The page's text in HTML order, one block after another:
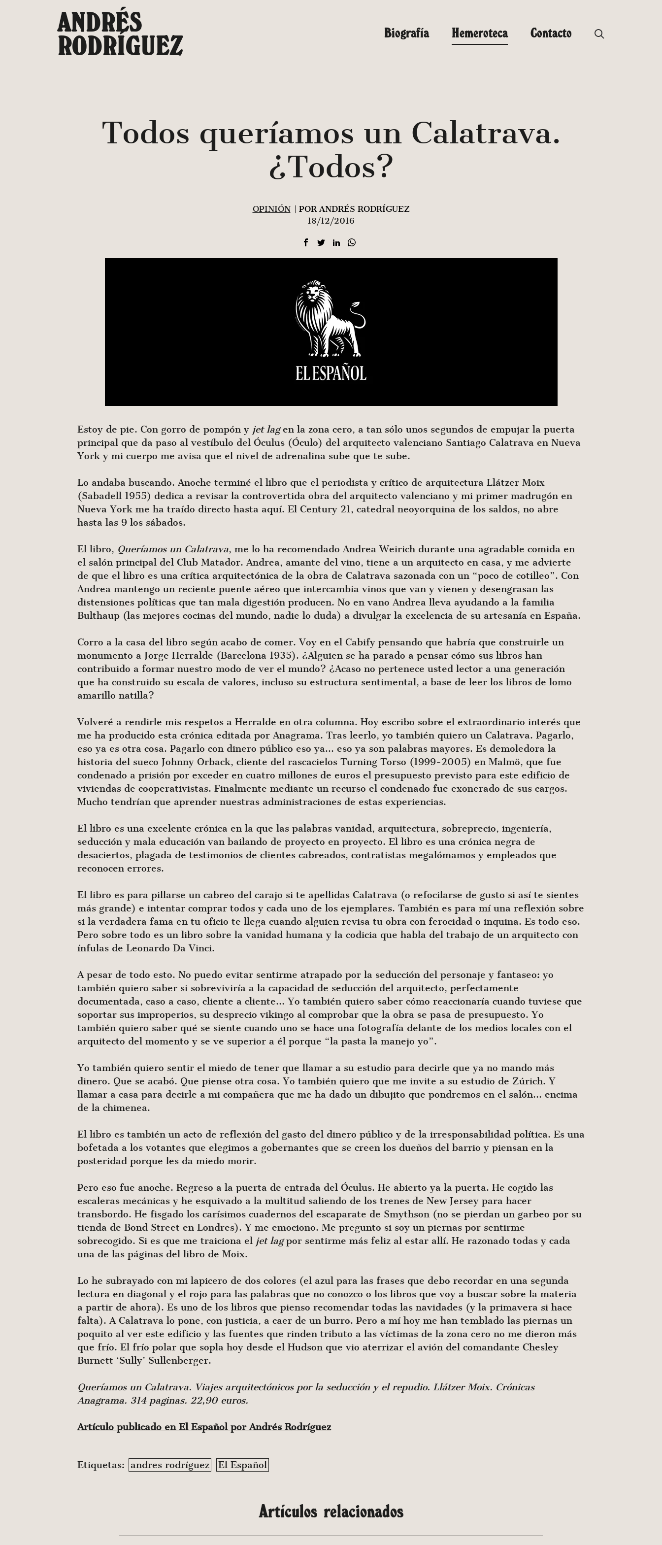
ANDRÉS
RODRÍGUEZ Biografía Hemeroteca Contacto
Todos queríamos un Calatrava.
¿Todos?
OPINIÓN
| POR ANDRÉS RODRÍGUEZ
18/12/2016
Estoy de pie. Con gorro de pompón y jet lagen la zona cero, a tan sólo unos segundos de empujar la puerta
principal que da paso al vestíbulo del Óculus (Óculo) del arquitecto valenciano Santiago Calatrava en Nueva
York y mi cuerpo me avisa que el nivel de adrenalina sube que te sube.
Lo andaba buscando. Anoche terminé el libro que el periodista y crítico de arquitectura Llátzer Moix
(Sabadell 1955) dedica a revisar la controvertida obra del arquitecto valenciano y mi primer madrugón en
Nueva York me ha traído directo hasta aquí. El Century 21, catedral neoyorquina de los saldos, no abre
hasta las 9 los sábados.
El libro, Queríamos un Calatrava, me lo ha recomendado Andrea Weirich durante una agradable comida en
el salón principal del Club Matador. Andrea, amante del vino, tiene a un arquitecto en casa, y me advierte
de que el libro es una crítica arquitectónica de la obra de Calatrava sazonada con un “poco de cotilleo”. Con
Andrea mantengo un reciente puente aéreo que intercambia vinos que van y vienen y desengrasan las
distensiones políticas que tan mala digestión producen. No en vano Andrea lleva ayudando a la familia
Bulthaup (las mejores cocinas del mundo, nadie lo duda) a divulgar la excelencia de su artesanía en España.
Corro a la casa del libro según acabo de comer. Voy en el Cabify pensando que habría que construirle un
monumento a Jorge Herralde (Barcelona 1935). ¿Alguien se ha parado a pensar cómo sus libros han
contribuido a formar nuestro modo de ver el mundo? ¿Acaso no pertenece usted lector a una generación
que ha construido su escala de valores, incluso su estructura sentimental, a base de leer los libros de lomo
amarillo natilla?
Volveré a rendirle mis respetos a Herralde en otra columna. Hoy escribo sobre el extraordinario interés que
me ha producido esta crónica editada por Anagrama. Tras leerlo, yo también quiero un Calatrava. Pagarlo,
eso ya es otra cosa. Pagarlo con dinero público eso ya… eso ya son palabras mayores. Es demoledora la
historia del sueco Johnny Orback, cliente del rascacielos Turning Torso (1999-2005) en Malmö, que fue
condenado a prisión por exceder en cuatro millones de euros el presupuesto previsto para este edificio de
viviendas de cooperativistas. Finalmente mediante un recurso el condenado fue exonerado de sus cargos.
Mucho tendrían que aprender nuestras administraciones de estas experiencias.
El libro es una excelente crónica en la que las palabras vanidad, arquitectura, sobreprecio, ingeniería,
seducción y mala educación van bailando de proyecto en proyecto. El libro es una crónica negra de
desaciertos, plagada de testimonios de clientes cabreados, contratistas megalómamos y empleados que
reconocen errores.
El libro es para pillarse un cabreo del carajo si te apellidas Calatrava (o refocilarse de gusto si así te sientes
más grande) e intentar comprar todos y cada uno de los ejemplares. También es para mí una reflexión sobre
si la verdadera fama en tu oficio te llega cuando alguien revisa tu obra con ferocidad o inquina. Es todo eso.
Pero sobre todo es un libro sobre la vanidad humana y la codicia que habla del trabajo de un arquitecto con
ínfulas de Leonardo Da Vinci.
A pesar de todo esto. No puedo evitar sentirme atrapado por la seducción del personaje y fantaseo: yo
también quiero saber si sobreviviría a la capacidad de seducción del arquitecto, perfectamente
documentada, caso a caso, cliente a cliente… Yo también quiero saber cómo reaccionaría cuando tuviese que
soportar sus improperios, su desprecio vikingo al comprobar que la obra se pasa de presupuesto. Yo
también quiero saber qué se siente cuando uno se hace una fotografía delante de los medios locales con el
arquitecto del momento y se ve superior a él porque “la pasta la manejo yo”.
Yo también quiero sentir el miedo de tener que llamar a su estudio para decirle que ya no mando más
dinero. Que se acabó. Que piense otra cosa. Yo también quiero que me invite a su estudio de Zúrich. Y
llamar a casa para decirle a mi compañera que me ha dado un dibujito que pondremos en el salón… encima
de la chimenea.
El libro es también un acto de reflexión del gasto del dinero público y de la irresponsabilidad política. Es una
bofetada a los votantes que elegimos a gobernantes que se creen los dueños del barrio y piensan en la
posteridad porque les da miedo morir.
Pero eso fue anoche. Regreso a la puerta de entrada del Óculus. He abierto ya la puerta. He cogido las
escaleras mecánicas y he esquivado a la multitud saliendo de los trenes de New Jersey para hacer
transbordo. He fisgado los carísimos cuadernos del escaparate de Smythson (no se pierdan un garbeo por su
tienda de Bond Street en Londres). Y me emociono. Me pregunto si soy un piernas por sentirme
sobrecogido. Si es que me traiciona el jet lagpor sentirme más feliz al estar allí. He razonado todas y cada
una de las páginas del libro de Moix.
Lo he subrayado con mi lapicero de dos colores (el azul para las frases que debo recordar en una segunda
lectura en diagonal y el rojo para las palabras que no conozco o los libros que voy a buscar sobre la materia
a partir de ahora). Es uno de los libros que pienso recomendar todas las navidades (y la primavera si hace
falta). A Calatrava lo pone, con justicia, a caer de un burro. Pero a mí hoy me han temblado las piernas un
poquito al ver este edificio y las fuentes que rinden tributo a las víctimas de la zona cero no me dieron más
que frío. El frío polar que sopla hoy desde el Hudson que vio aterrizar el avión del comandante Chesley
Burnett ‘Sully’ Sullenberger.
Queríamos un Calatrava. Viajes arquitectónicos por la seducción y el repudio. Llátzer Moix. Crónicas
Anagrama. 314 paginas. 22,90 euros.
Artículo publicado en El Español por Andrés Rodríguez
Etiquetas: andres rodríguez El Español
Artículos relacionados